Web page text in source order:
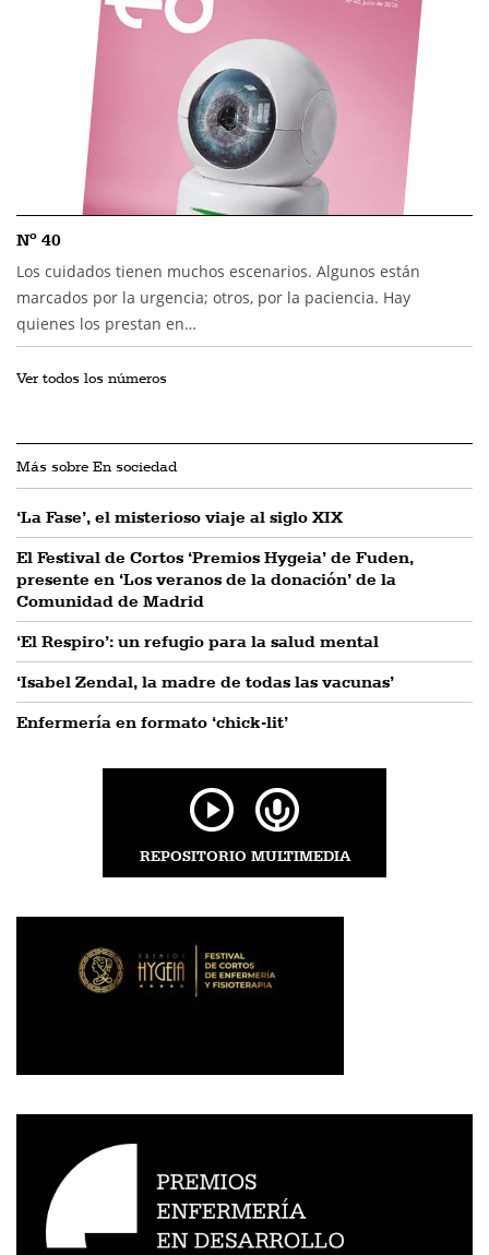
Nº 40
Los cuidados tienen muchos escenarios. Algunos están
marcados por la urgencia; otros, por la paciencia. Hay
quienes los prestan en…
Ver todos los números
Más sobre En sociedad
‘La Fase’, el misterioso viaje al siglo XIX
El Festival de Cortos ‘Premios Hygeia’ de Fuden,
presente en ‘Los veranos de la donación’ de la
Comunidad de Madrid
‘El Respiro’: un refugio para la salud mental
‘Isabel Zendal, la madre de todas las vacunas’
Enfermería en formato ‘chick-lit’
REPOSITORIO MULTIMEDIA